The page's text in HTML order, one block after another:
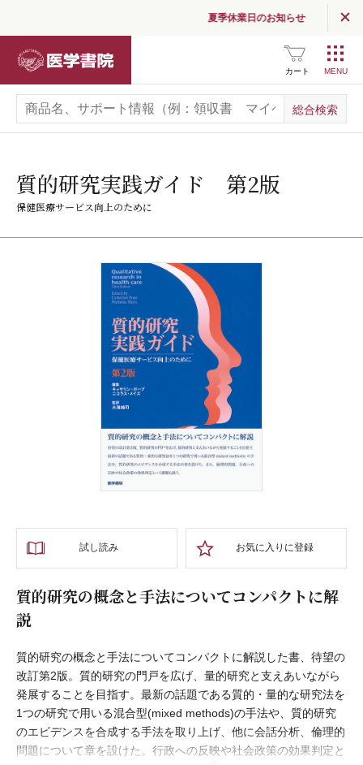
夏季休業日のお知らせ
カート
質的研究実践ガイド 第2版
保健医療サービス向上のために
試し読み お気に入りに登録
質的研究の概念と手法についてコンパクトに解
説
質的研究の概念と手法についてコンパクトに解説した書、待望の
改訂第2版。質的研究の門戸を広げ、量的研究と支えあいながら
発展することを目指す。最新の話題である質的・量的な研究法を
1つの研究で用いる混合型(mixed methods)の手法や、質的研究
のエビデンスを合成する手法を取り上げ、他に会話分析、倫理的
問題について章を設けた。行政への反映や社会政策の効果判定と